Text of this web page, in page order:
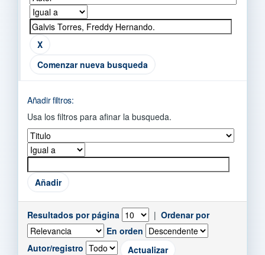
Comenzar nueva busqueda
Añadir filtros:
Usa los filtros para afinar la busqueda.
Resultados por página | Ordenar por
En orden
Autor/registro